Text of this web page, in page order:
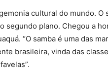
cultural do mundo. O
segundo plano. Chegou a
“O samba é uma das
brasileira, vinda das